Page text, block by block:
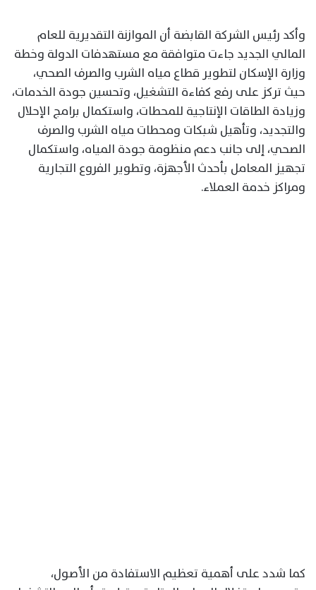
وأكد رئيس الشركة القابضة أن الموازنة التقديرية للعام
المالي الجديد جاءت متوافقة مع مستهدفات الدولة وخطة
وزارة الإسكان لتطوير قطاع مياه الشرب والصرف الصحي،
حيث تركز على رفع كفاءة التشغيل، وتحسين جودة الخدمات،
وزيادة الطاقات الإنتاجية للمحطات، واستكمال برامج الإحلال
والتجديد، وتأهيل شبكات ومحطات مياه الشرب والصرف
الصحي، إلى جانب دعم منظومة جودة المياه، واستكمال
تجهيز المعامل بأحدث الأجهزة، وتطوير الفروع التجارية
ومراكز خدمة العملاء.
كما شدد على أهمية تعظيم الاستفادة من الأصول،